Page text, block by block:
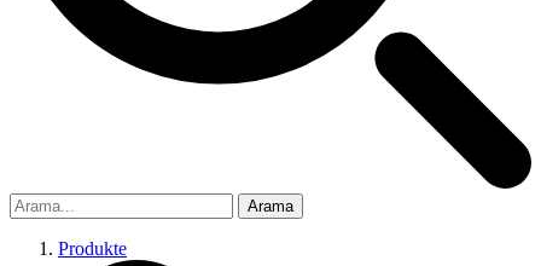
Arama
Produkte